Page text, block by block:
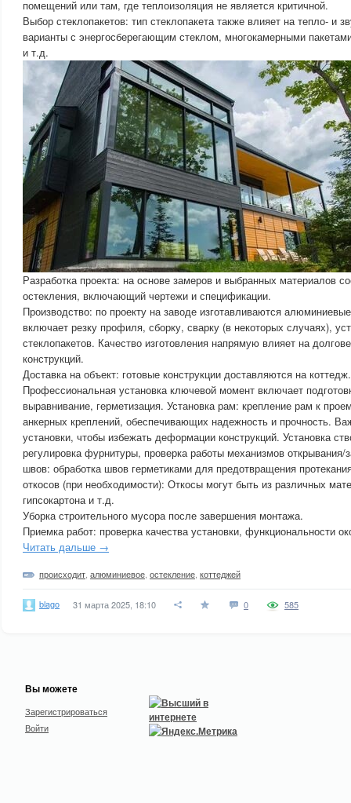
помещений или там, где теплоизоляция не является критичной.
Выбор стеклопакетов: тип стеклопакета также влияет на тепло- и
варианты с энергосберегающим стеклом, многокамерными
и т.д.
Разработка проекта: на основе замеров и выбранных материалов
остекления, включающий чертежи и спецификации.
Производство: по проекту на заводе изготавливаются
включает резку профиля, сборку, сварку (в некоторых случаях),
стеклопакетов. Качество изготовления напрямую влияет на
конструкций.
Доставка на объект: готовые конструкции доставляются на коттедж.
Профессиональная установка ключевой момент включает
выравнивание, герметизация. Установка рам: крепление рам к
анкерных креплений, обеспечивающих надежность и прочность.
установки, чтобы избежать деформации конструкций. Установка
регулировка фурнитуры, проверка работы механизмов открывания/
швов: обработка швов герметиками для предотвращения
откосов (при необходимости): Откосы могут быть из различных
гипсокартона и т.д.
Уборка строительного мусора после завершения монтажа.
Приемка работ: проверка качества установки, функциональности
Читать дальше →
происходит алюминиевое остекление коттеджей
blago 31 марта 2025, 18:10 0 585
Вы можете
Зарегистрироваться
Войти